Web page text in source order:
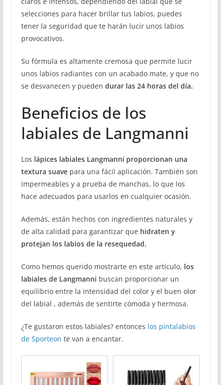
selecciones para hacer brillar tus labios, puedes
tener la seguridad que te harán lucir unos labios
provocativos.
Su fórmula es altamente cremosa que permite lucir
unos labios radiantes con un acabado mate, y que no
se desvanecen y pueden durar las 24 horas del día.
Beneficios de los
labiales de Langmanni
Los lápices labiales Langmanni proporcionan una
textura suavepara una fácil aplicación. También son
impermeables y a prueba de manchas, lo que los
hace adecuados para usarlos en cualquier ocasión.
Además, están hechos con ingredientes naturales y
de alta calidad para garantizar que hidraten y
protejan los labios de la resequedad.
Como hemos querido mostrarte en este artículo, los
labiales de Langmanni buscan proporcionar un
equilibrio entre la intensidad del color y el buen olor
del labial , además de sentirte cómoda y hermosa.
¿Te gustaron estos labiales? entonces los pintalabios
de Sporteon te van a encantar.